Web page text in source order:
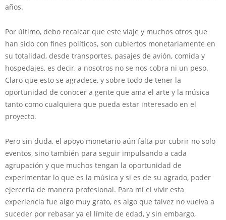
años.
Por último, debo recalcar que este viaje y muchos otros que
han sido con fines políticos, son cubiertos monetariamente en
su totalidad, desde transportes, pasajes de avión, comida y
hospedajes, es decir, a nosotros no se nos cobra ni un peso.
Claro que esto se agradece, y sobre todo de tener la
oportunidad de conocer a gente que ama el arte y la música
tanto como cualquiera que pueda estar interesado en el
proyecto.
Pero sin duda, el apoyo monetario aún falta por cubrir no solo
eventos, sino también para seguir impulsando a cada
agrupación y que muchos tengan la oportunidad de
experimentar lo que es la música y si es de su agrado, poder
ejercerla de manera profesional. Para mí el vivir esta
experiencia fue algo muy grato, es algo que talvez no vuelva a
suceder por rebasar ya el límite de edad, y sin embargo,